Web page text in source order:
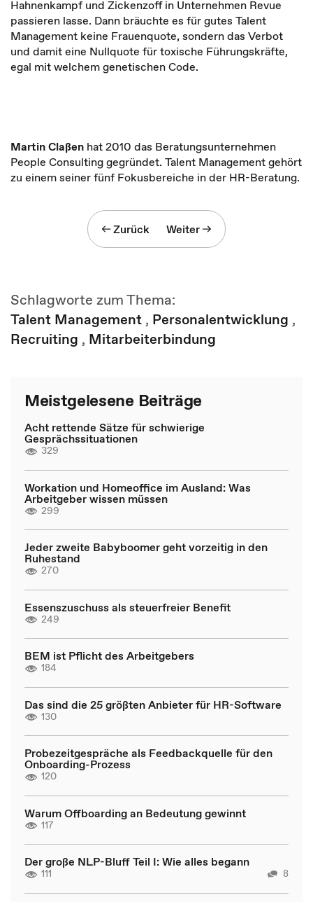
Hahnenkampf und Zickenzoff in Unternehmen Revue
passieren lasse. Dann bräuchte es für gutes Talent
Management keine Frauenquote, sondern das Verbot
und damit eine Nullquote für toxische Führungskräfte,
egal mit welchem genetischen Code.
Martin Claßen hat 2010 das Beratungsunternehmen
People Consulting gegründet. Talent Management gehört
zu einem seiner fünf Fokusbereiche in der HR-Beratung.
Zurück Weiter
Schlagworte zum Thema:
Talent Management , Personalentwicklung ,
Recruiting , Mitarbeiterbindung
Meistgelesene Beiträge
Acht rettende Sätze für schwierige
Gesprächssituationen
329
Workation und Homeoffice im Ausland: Was
Arbeitgeber wissen müssen
299
Jeder zweite Babyboomer geht vorzeitig in den
Ruhestand
270
Essenszuschuss als steuerfreier Benefit
249
BEM ist Pflicht des Arbeitgebers
184
Das sind die 25 größten Anbieter für HR-Software
130
Probezeitgespräche als Feedbackquelle für den
Onboarding-Prozess
120
Warum Offboarding an Bedeutung gewinnt
117
Der große NLP-Bluff Teil I: Wie alles begann
111 8